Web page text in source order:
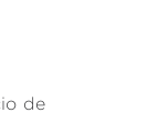
de